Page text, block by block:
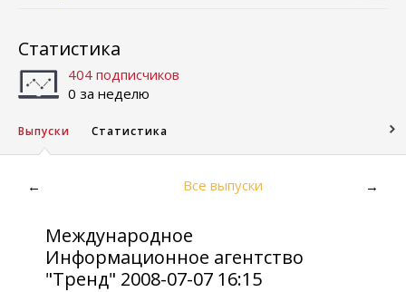
Статистика
404 подписчиков
0 за неделю
Выпуски Статистика
← Все выпуски →
Международное
Информационное агентство
"Тренд" 2008-07-07 16:15